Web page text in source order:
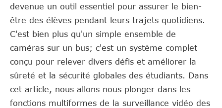
devenue un outil essentiel pour assurer le bien-
être des élèves pendant leurs trajets quotidiens.
C'est bien plus qu'un simple ensemble de
caméras sur un bus; c'est un système complet
conçu pour relever divers défis et améliorer la
sûreté et la sécurité globales des étudiants. Dans
cet article, nous allons nous plonger dans les
fonctions multiformes de la surveillance vidéo des